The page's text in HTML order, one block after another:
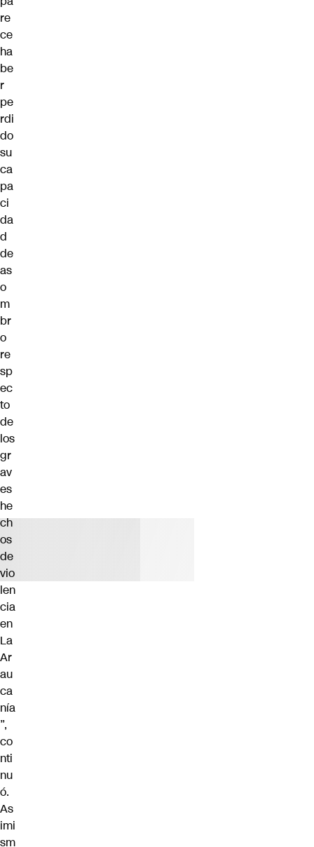
re
ce
ha
be
r
pe
rdi
do
su
ca
pa
ci
da
d
de
as
o
m
br
o
re
sp
ec
to
de
los
gr
av
es
he
ch
os
de
vio
len
cia
en
La
Ar
au
ca
nía
”,
co
nti
nu
ó.
As
imi
sm